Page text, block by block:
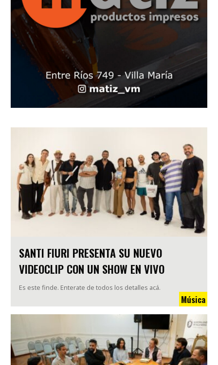
SANTI FIURI PRESENTA SU NUEVO
VIDEOCLIP CON UN SHOW EN VIVO
Es este finde. Enterate de todos los detalles acá.
Música